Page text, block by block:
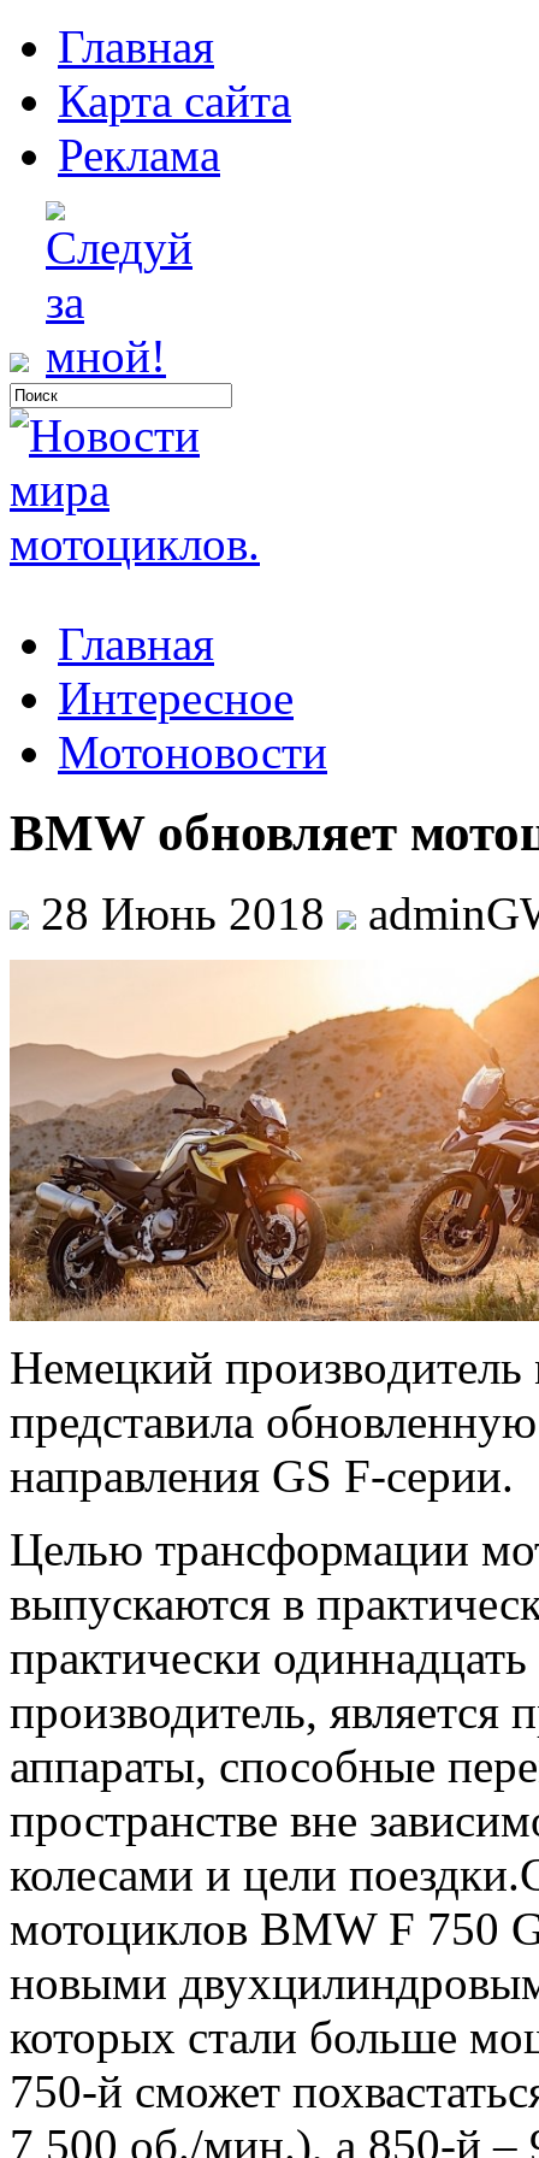
Главная
Карта сайта
Реклама
Главная
Интересное
Мотоновости
BMW обновляет
28 Июнь 2018
Нeмeцкий
представила
направления GS F-серии.
Целью трансформации
выпускаются в
практически одиннадцать
производитель, является
аппараты, способные
пространстве вне
колесами и цели
мотоциклов BMW F 750
новыми
которых стали больше
750-й сможет
7 500 об./мин.), а 850-й